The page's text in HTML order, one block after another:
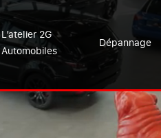
L’atelier 2G
Automobiles
Dépannage